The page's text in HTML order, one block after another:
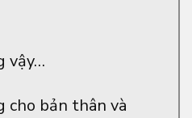
vậy…
cho bản thân và